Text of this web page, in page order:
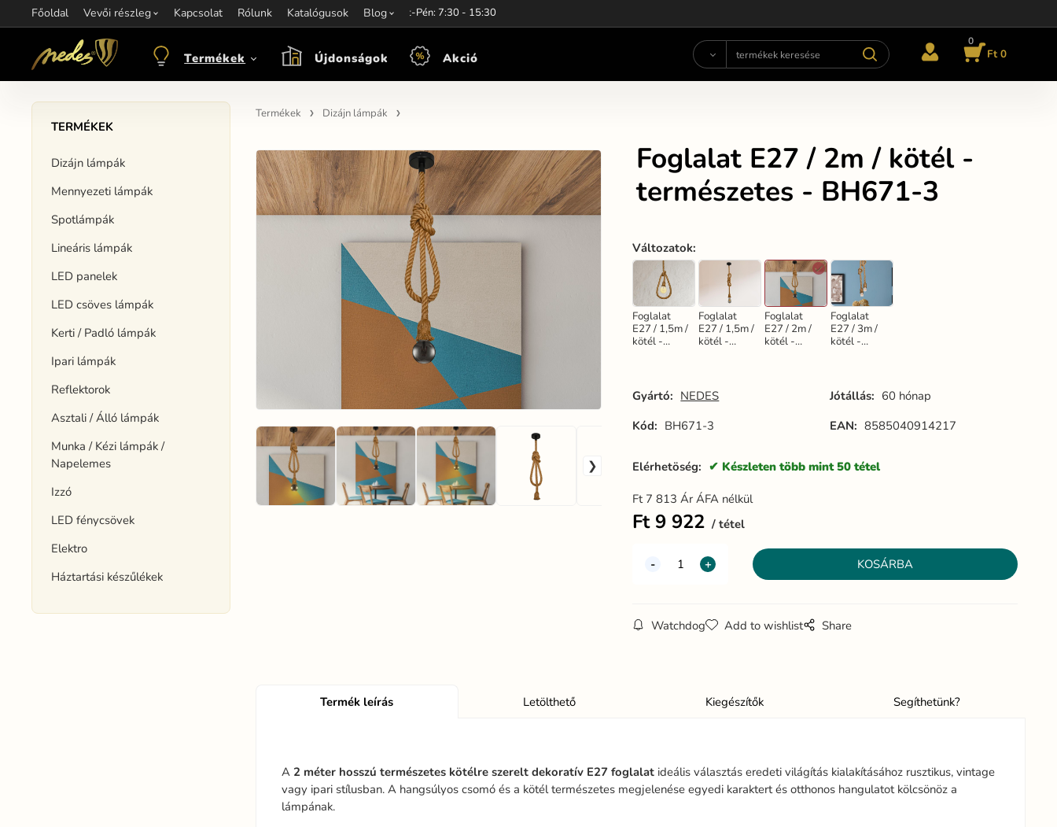
Főoldal Vevői részleg Kapcsolat Rólunk Katalógusok Blog
Információ:objednavkacz@nedes.sk Kapcsolat:+421 907 263 473Munkaidő: Hét-Pén: 7:30 - 15:30
Termékek Újdonságok Akció
0
Ft 0
TERMÉKEK
Dizájn lámpák
Mennyezeti lámpák
Spotlámpák
Lineáris lámpák
LED panelek
LED csöves lámpák
Kerti / Padló lámpák
Ipari lámpák
Reflektorok
Asztali / Álló lámpák
Munka / Kézi lámpák /
Napelemes
Izzó
LED fénycsövek
Elektro
Háztartási készűlékek
Termékek Dizájn lámpák
Foglalat E27 / 2m / kötél -
természetes - BH671-3
Változatok:
Foglalat
E27 / 1,5m /
kötél -
Foglalat
E27 / 1,5m /
kötél -
Foglalat
E27 / 2m /
kötél -
Foglalat
E27 / 3m /
kötél -
Gyártó: NEDES Jótállás: 60 hónap
Kód: BH671-3 EAN: 8585040914217
Elérhetöség: Készleten több mint 50 tétel
Ft 7 813 Ár ÁFA nélkül
Ft 9 922 tétel
Watchdog Add to wishlist Share
Termék leírás Letölthető Kiegészítők Segíthetünk?
A 2 méter hosszú természetes kötélre szerelt dekoratív E27 foglalatideális választás eredeti világítás kialakításához rusztikus, vintage
vagy ipari stílusban. A hangsúlyos csomó és a kötél természetes megjelenése egyedi karaktert és otthonos hangulatot kölcsönöz a
lámpának.